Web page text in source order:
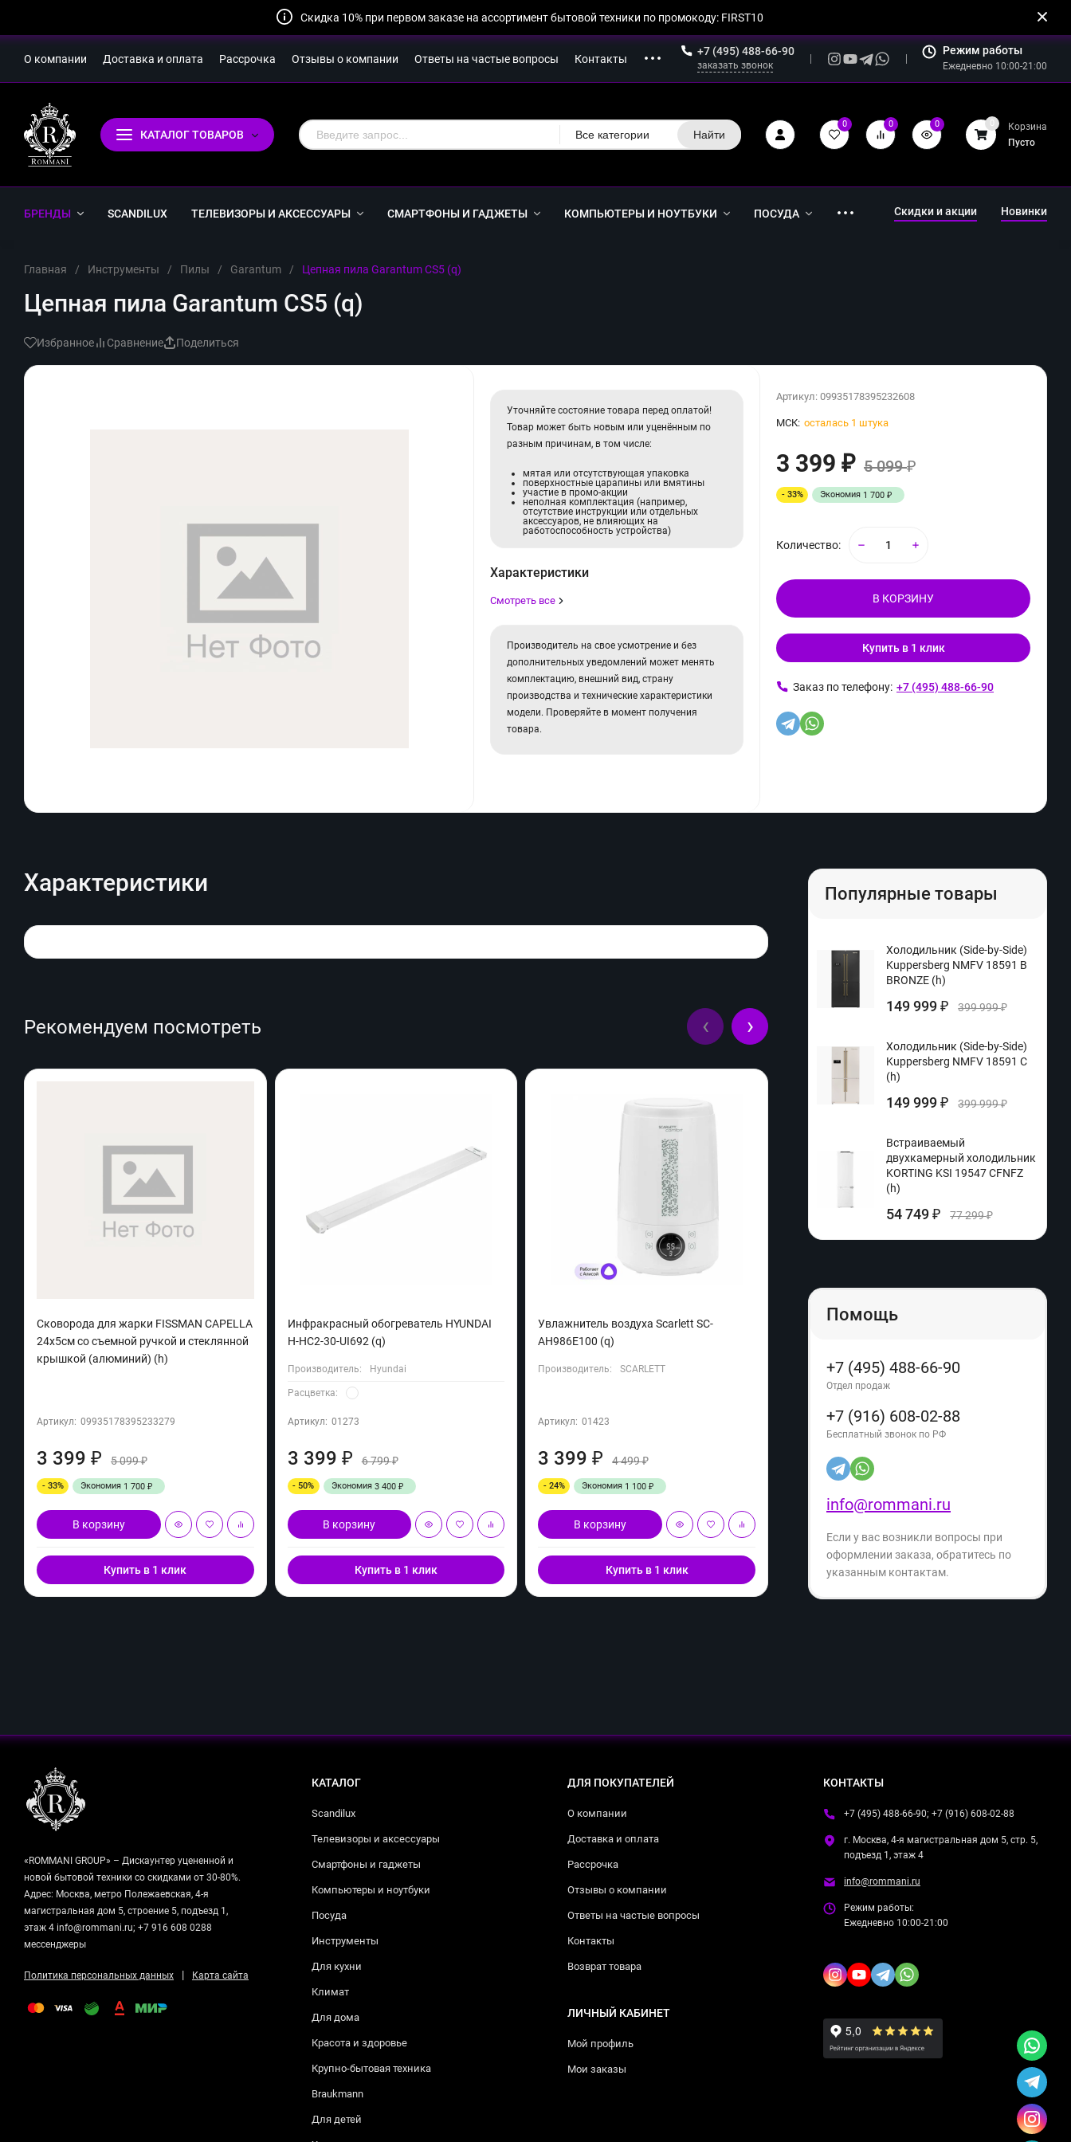
Скидка 10% при первом заказе на ассортимент бытовой техники по промокоду: FIRST10
О компании Доставка и оплата Рассрочка Отзывы о компании Ответы на частые вопросы Контакты
+7 (495) 488-66-90
заказать звонок
Режим работы
Ежедневно 10:00-21:00
КАТАЛОГ ТОВАРОВ Все категории Найти
0 0 0 0
Корзина
Пусто
БРЕНДЫ SCANDILUX ТЕЛЕВИЗОРЫ И АКСЕССУАРЫ СМАРТФОНЫ И ГАДЖЕТЫ КОМПЬЮТЕРЫ И НОУТБУКИ ПОСУДА Скидки и акции Новинки
Главная / Инструменты / Пилы / Garantum / Цепная пила Garantum CS5 (q)
Цепная пила Garantum CS5 (q)
Избранное Сравнение Поделиться
Уточняйте состояние товара перед оплатой!
Товар может быть новым или уценённым по
разным причинам, в том числе:
мятая или отсутствующая упаковка
поверхностные царапины или вмятины
участие в промо-акции
неполная комплектация (например,
отсутствие инструкции или отдельных
аксессуаров, не влияющих на
работоспособность устройства)
Характеристики
Смотреть все
Производитель на свое усмотрение и без
дополнительных уведомлений может менять
комплектацию, внешний вид, страну
производства и технические характеристики
модели. Проверяйте в момент получения
товара.
Артикул:09935178395232608
МСК: осталась 1 штука
3 399₽ 5 099₽
- 33% Экономия 1 700₽
Количество:
В КОРЗИНУ
Купить в 1 клик
Заказ по телефону: +7 (495) 488-66-90
Характеристики
Рекомендуем посмотреть
Cковорода для жарки FISSMAN CAPELLA
24x5см со съемной ручкой и стеклянной
крышкой (алюминий) (h)
Артикул: 09935178395233279
3 399 ₽ 5 099₽
- 33% Экономия 1 700 ₽
В корзину
Купить в 1 клик
Инфракрасный обогреватель HYUNDAI
H-HC2-30-UI692 (q)
Производитель: Hyundai
Расцветка:
Артикул: 01273
3 399 ₽ 6 799₽
- 50% Экономия 3 400 ₽
В корзину
Купить в 1 клик
Увлажнитель воздуха Scarlett SC-
AH986E100 (q)
Производитель: SCARLETT
Артикул: 01423
3 399₽ 4 499₽
- 24% Экономия 1 100₽
В корзину
Купить в 1 клик
Инфракрасный обогреватель Timberk
Производитель: Timberk
Расцветка:
01277
3 399₽ 5 549
Купить в 1 клик
‹ ›
Популярные товары
Холодильник (Side-by-Side)
Kuppersberg NMFV 18591 B
BRONZE (h)
149 999₽ 399 999₽
Холодильник (Side-by-Side)
Kuppersberg NMFV 18591 C
(h)
149 999₽ 399 999₽
Встраиваемый
двухкамерный холодильник
KORTING KSI 19547 CFNFZ
(h)
54 749₽ 77 299₽
Помощь
+7 (495) 488-66-90
Отдел продаж
+7 (916) 608-02-88
Бесплатный звонок по РФ
info@rommani.ru
Если у вас возникли вопросы при
оформлении заказа, обратитесь по
указанным контактам.
«ROMMANI GROUP» – Дискаунтер уцененной и
новой бытовой техники со скидками от 30-80%.
Адрес: Москва, метро Полежаевская, 4-я
магистральная дом 5, строение 5, подъезд 1,
этаж 4 info@rommani.ru; +7 916 608 0288
мессенджеры
Политика персональных данных | Карта сайта
КАТАЛОГ
Scandilux
Телевизоры и аксессуары
Смартфоны и гаджеты
Компьютеры и ноутбуки
Посуда
Инструменты
Для кухни
Климат
Для дома
Красота и здоровье
Крупно-бытовая техника
Braukmann
Для детей
ДЛЯ ПОКУПАТЕЛЕЙ
О компании
Доставка и оплата
Рассрочка
Отзывы о компании
Ответы на частые вопросы
Контакты
Возврат товара
ЛИЧНЫЙ КАБИНЕТ
Мой профиль
Мои заказы
КОНТАКТЫ
+7 (495) 488-66-90; +7 (916) 608-02-88
г. Москва, 4-я магистральная дом 5, стр. 5,
подъезд 1, этаж 4
info@rommani.ru
Режим работы:
Ежедневно 10:00-21:00